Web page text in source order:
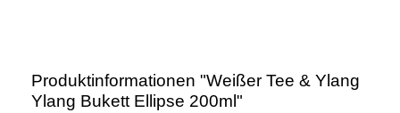
Produktinformationen "Weißer Tee & Ylang
Ylang Bukett Ellipse 200ml"